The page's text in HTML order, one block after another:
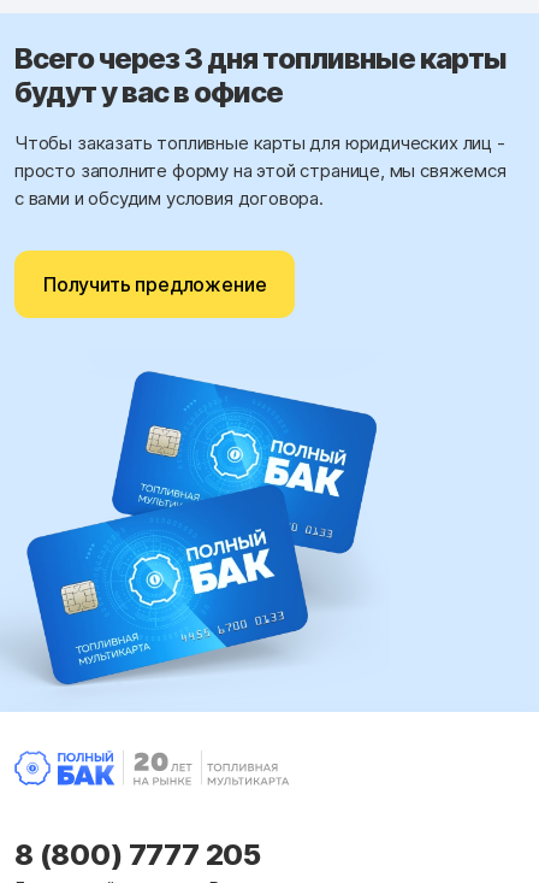
Всего через 3 дня топливные карты
будут у вас в офисе
Чтобы заказать топливные карты для юридических лиц -
просто заполните форму на этой странице, мы свяжемся
с вами и обсудим условия договора.
Получить предложение
8 (800) 7777 205